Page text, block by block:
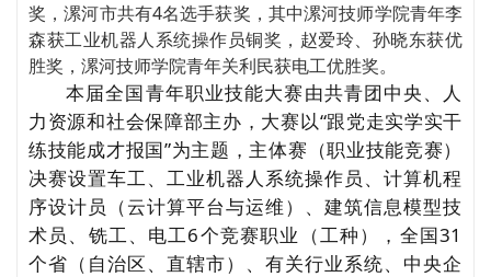
奖，漯河市共有4名选手获奖，其中漯河技师学院青年李
森获工业机器人系统操作员铜奖，赵爱玲、孙晓东获优
胜奖，漯河技师学院青年关利民获电工优胜奖。
本届全国青年职业技能大赛由共青团中央、人
力资源和社会保障部主办，大赛以“跟党走实学实干
练技能成才报国”为主题，主体赛（职业技能竞赛）
决赛设置车工、工业机器人系统操作员、计算机程
序设计员（云计算平台与运维）、建筑信息模型技
术员、铣工、电工6个竞赛职业（工种），全国31
个省（自治区、直辖市）、有关行业系统、中央企